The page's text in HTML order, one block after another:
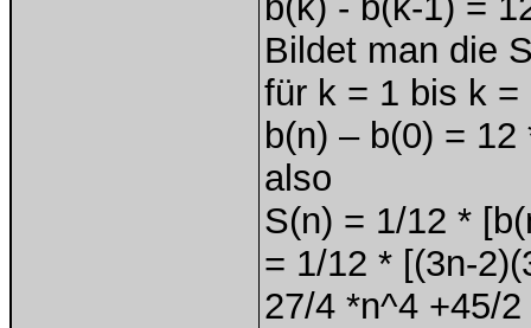
Bildet man die
für k = 1 bis k
b(n) – b(0) = 12
also
S(n) = 1/12 *
= 1/12 * [(3n-
27/4 *n^4 +45/